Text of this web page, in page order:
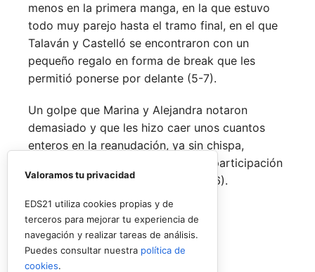
menos en la primera manga, en la que estuvo
todo muy parejo hasta el tramo final, en el que
Talaván y Castelló se encontraron con un
pequeño regalo en forma de break que les
permitió ponerse por delante (5-7).
Un golpe que Marina y Alejandra notaron
demasiado y que les hizo caer unos cuantos
enteros en la reanudación, ya sin chispa,
mordiente, ni acierto, cerrando su participación
con un parcial muy pobre (5-7 y 1-6).
Con
5-7 y 1-6
Valoramos tu privacidad
EDS21 utiliza cookies propias y de
terceros para mejorar tu experiencia de
navegación y realizar tareas de análisis.
Puedes consultar nuestra política de
cookies.